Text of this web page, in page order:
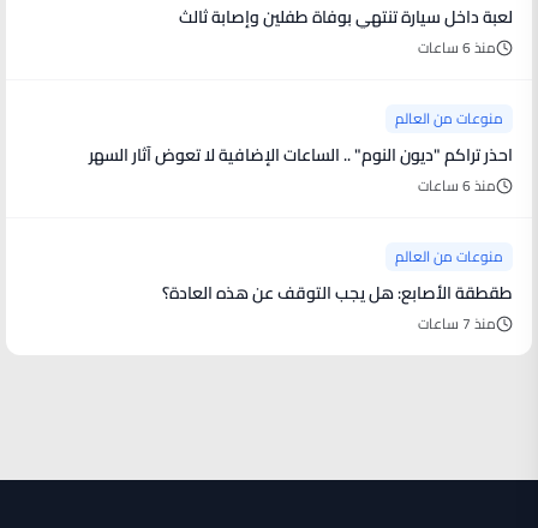
لعبة داخل سيارة تنتهي بوفاة طفلين وإصابة ثالث
منذ 6 ساعات
منوعات من العالم
احذر تراكم "ديون النوم" .. الساعات الإضافية لا تعوض آثار السهر
منذ 6 ساعات
منوعات من العالم
طقطقة الأصابع: هل يجب التوقف عن هذه العادة؟
منذ 7 ساعات